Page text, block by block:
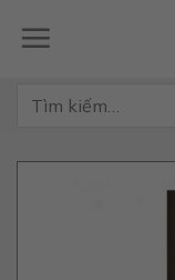
Tìm